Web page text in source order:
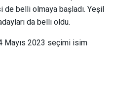
belli olmaya başladı. Yeşil
da belli oldu.
Mayıs 2023 seçimi isim